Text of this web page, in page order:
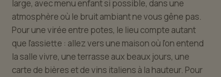
large, avec menu enfant si possible, dans une
atmosphère où le bruit ambiant ne vous gêne pas.
Pour une virée entre potes, le lieu compte autant
que l'assiette : allez vers une maison où l'on entend
la salle vivre, une terrasse aux beaux jours, une
carte de bières et de vins italiens à la hauteur. Pour